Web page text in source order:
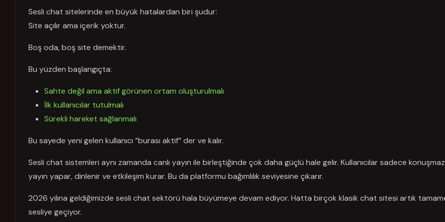
Sesli chat sitelerinde en büyük hatalardan biri şudur:
Site açılır ama içerik yoktur.
Boş oda, boş site demektir.
Bu yüzden başlangıçta:
Sahte değil ama aktif görünen ortam oluşturulmalı
İlk kullanıcılar tutulmalı
Sürekli hareket sağlanmalı
Bu sayede yeni gelen kullanıcı “burası aktif” der ve kalır.
Sesli chat sistemleri aynı zamanda canlı yayın ile birleştiğinde çok daha güçlü hale gelir. Kullanıcılar sadece
yayın yapar, dinlenir ve etkileşim kurar. Bu da platformu bağımlılık seviyesine çıkarır.
2026 yılına geldiğimizde sesli chat sektörü hala büyümeye devam ediyor. Hatta birçok klasik chat sitesi artık
sesliye geçiyor.